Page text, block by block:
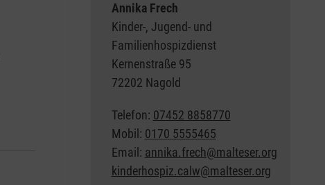
Annika Frech
Kinder-, Jugend- und
Familienhospizdienst
Kernenstraße 95
72202 Nagold
Telefon: 07452 8858770
Mobil: 0170 5555465
Email: annika.frech@malteser.org
kinderhospiz.calw@malteser.org